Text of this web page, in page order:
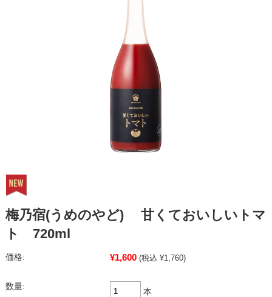
梅乃宿(うめのやど) 甘くておいしいトマ
ト 720ml
価格: ¥1,600 (税込 ¥1,760)
数量:
本